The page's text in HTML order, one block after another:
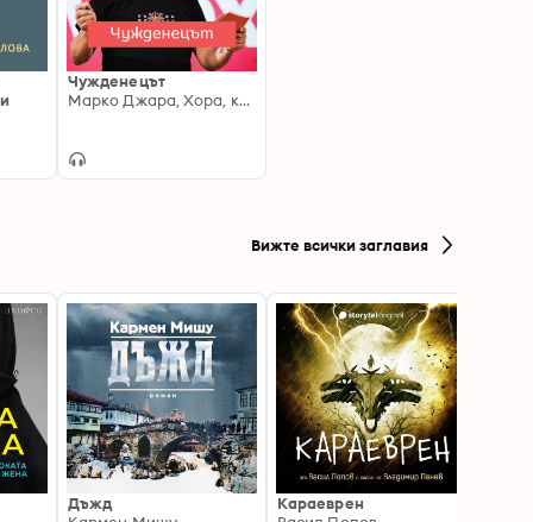
Чужденецът
Марко Джара, Хора, които обикновено не говорят пред хора
Вижте всички заглавия
Дъжд
Караеврен